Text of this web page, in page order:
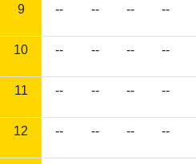
9 -- -- -- --
10 -- -- -- --
11 -- -- -- --
12 -- -- -- --